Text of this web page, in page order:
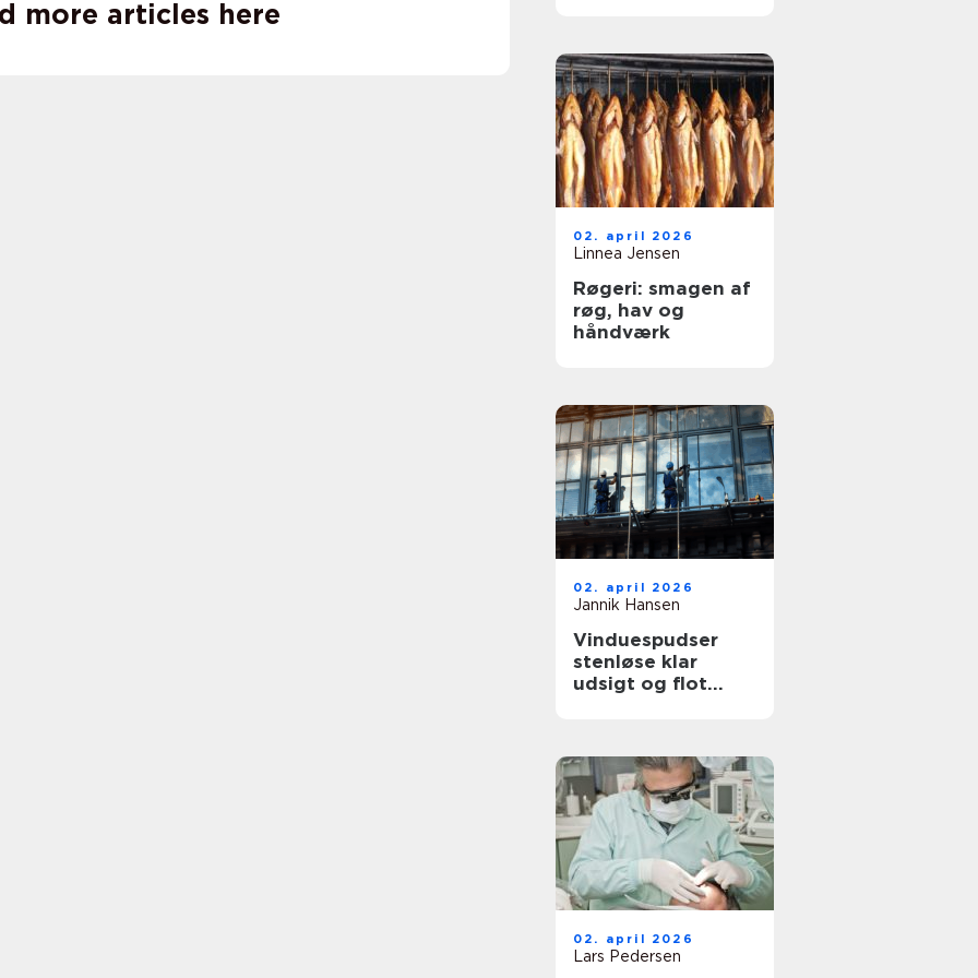
more articles here
02. april 2026
Linnea Jensen
Røgeri: smagen af
røg, hav og
håndværk
02. april 2026
Jannik Hansen
Vinduespudser
stenløse klar
udsigt og flot
02. april 2026
Lars Pedersen